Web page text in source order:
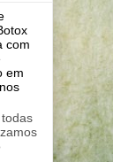
com
em